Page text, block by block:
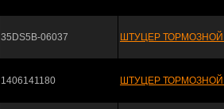
35DS5B-06037 ШТУЦЕР ТОРМОЗНОЙ
1406141180 ШТУЦЕР ТОРМОЗНОЙ